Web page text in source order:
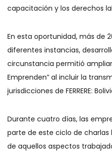
capacitación y los derechos
En esta oportunidad, más de
diferentes instancias,
circunstancia permitió ampliar
Emprenden” al incluir la
jurisdicciones de FERRERE:
Durante cuatro días, las
parte de este ciclo de
de aquellos aspectos